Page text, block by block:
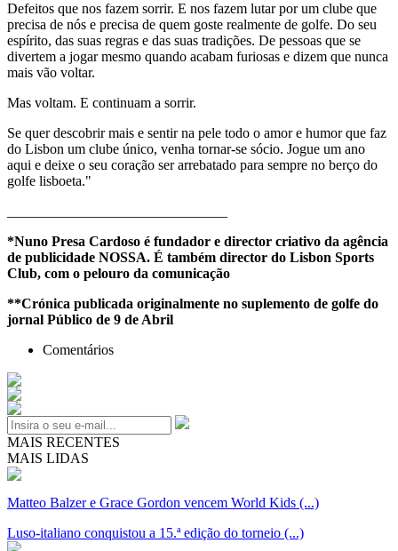
Defeitos que nos fazem sorrir. E nos fazem lutar por um clube que
precisa de nós e precisa de quem goste realmente de golfe. Do seu
espírito, das suas regras e das suas tradições. De pessoas que se
divertem a jogar mesmo quando acabam furiosas e dizem que nunca
mais vão voltar.
Mas voltam. E continuam a sorrir.
Se quer descobrir mais e sentir na pele todo o amor e humor que faz
do Lisbon um clube único, venha tornar-se sócio. Jogue um ano
aqui e deixe o seu coração ser arrebatado para sempre no berço do
golfe lisboeta."
*Nuno Presa Cardoso é fundador e director criativo da agência
de publicidade NOSSA. É também director do Lisbon Sports
Club, com o pelouro da comunicação
**Crónica publicada originalmente no suplemento de golfe do
jornal Público de 9 de Abril
Comentários
MAIS RECENTES
MAIS LIDAS
Matteo Balzer e Grace Gordon vencem World Kids (...)
Luso-italiano conquistou a 15.ª edição do torneio (...)